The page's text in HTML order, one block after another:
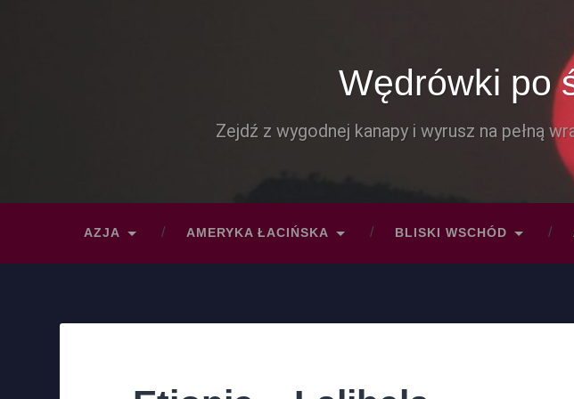
Wędrówki po
Zejdź z wygodnej kanapy i wyrusz na pełną
AZJA AMERYKA ŁACIŃSKA BLISKI WSCHÓD